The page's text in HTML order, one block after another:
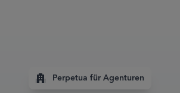
Perpetua für Agenturen